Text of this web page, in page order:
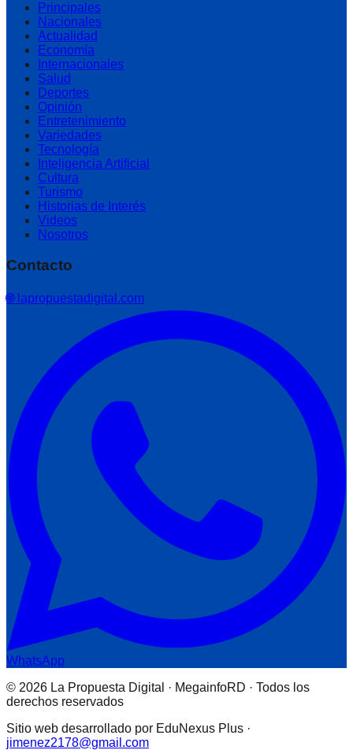
Principales
Nacionales
Actualidad
Economía
Internacionales
Salud
Deportes
Opinión
Entretenimiento
Variedades
Tecnología
Inteligencia Artificial
Cultura
Turismo
Historias de Interés
Videos
Nosotros
Contacto
🌐 lapropuestadigital.com
WhatsApp
© 2026 La Propuesta Digital · MegainfoRD · Todos los
derechos reservados
Sitio web desarrollado por EduNexus Plus ·
jimenez2178@gmail.com